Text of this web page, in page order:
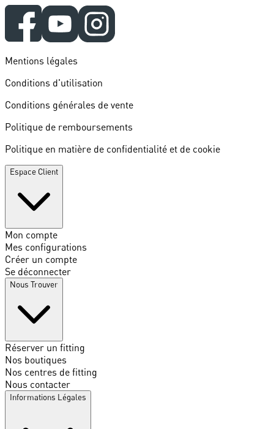
Mentions légales
Conditions d'utilisation
Conditions générales de vente
Politique de remboursements
Politique en matière de confidentialité et de cookie
Espace Client
Mon compte
Mes configurations
Créer un compte
Se déconnecter
Nous Trouver
Réserver un fitting
Nos boutiques
Nos centres de fitting
Nous contacter
Informations Légales